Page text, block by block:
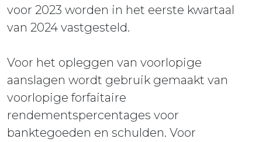
voor 2023 worden in het eerste kwartaal
van 2024 vastgesteld.
Voor het opleggen van voorlopige
aanslagen wordt gebruik gemaakt van
voorlopige forfaitaire
rendementspercentages voor
banktegoeden en schulden. Voor